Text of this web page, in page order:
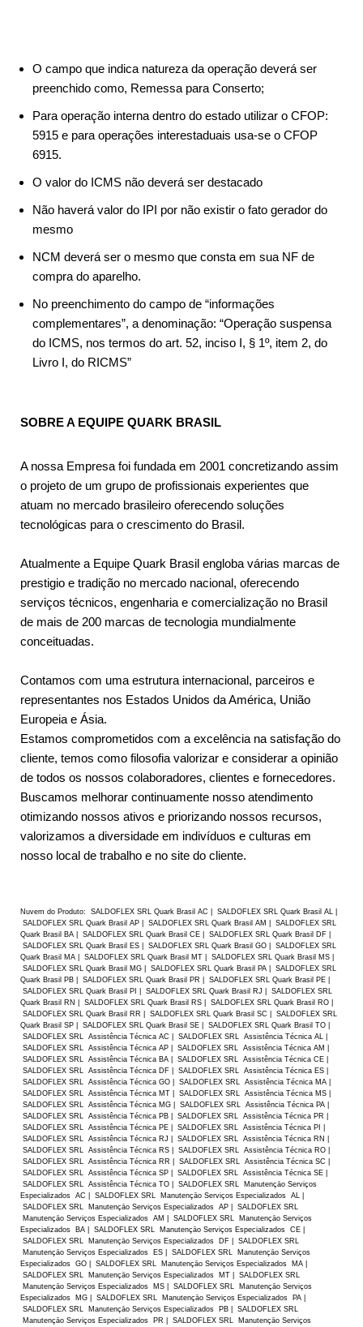
O campo que indica natureza da operação deverá ser
preenchido como, Remessa para Conserto;
Para operação interna dentro do estado utilizar o CFOP:
5915 e para operações interestaduais usa-se o CFOP
6915.
O valor do ICMS não deverá ser destacado
Não haverá valor do IPI por não existir o fato gerador do
mesmo
NCM deverá ser o mesmo que consta em sua NF de
compra do aparelho.
No preenchimento do campo de “informações
complementares”, a denominação: “Operação suspensa
do ICMS, nos termos do art. 52, inciso I, § 1º, item 2, do
Livro I, do RICMS”
SOBRE A EQUIPE QUARK BRASIL
A nossa Empresa foi fundada em 2001 concretizando assim
o projeto de um grupo de profissionais experientes que
atuam no mercado brasileiro oferecendo soluções
tecnológicas para o crescimento do Brasil.
Atualmente a Equipe Quark Brasil engloba várias marcas de
prestigio e tradição no mercado nacional, oferecendo
serviços técnicos, engenharia e comercialização no Brasil
de mais de 200 marcas de tecnologia mundialmente
conceituadas.
Contamos com uma estrutura internacional, parceiros e
representantes nos Estados Unidos da América, União
Europeia e Ásia.
Estamos comprometidos com a excelência na satisfação do
cliente, temos como filosofia valorizar e considerar a opinião
de todos os nossos colaboradores, clientes e fornecedores.
Buscamos melhorar continuamente nosso atendimento
otimizando nossos ativos e priorizando nossos recursos,
valorizamos a diversidade em indivíduos e culturas em
nosso local de trabalho e no site do cliente.
Nuvem do Produto: SALDOFLEX SRL Quark Brasil AC | SALDOFLEX SRL Quark Brasil AL |
SALDOFLEX SRL Quark Brasil AP | SALDOFLEX SRL Quark Brasil AM | SALDOFLEX SRL
Quark Brasil BA | SALDOFLEX SRL Quark Brasil CE | SALDOFLEX SRL Quark Brasil DF |
SALDOFLEX SRL Quark Brasil ES | SALDOFLEX SRL Quark Brasil GO | SALDOFLEX SRL
Quark Brasil MA | SALDOFLEX SRL Quark Brasil MT | SALDOFLEX SRL Quark Brasil MS |
SALDOFLEX SRL Quark Brasil MG | SALDOFLEX SRL Quark Brasil PA | SALDOFLEX SRL
Quark Brasil PB | SALDOFLEX SRL Quark Brasil PR | SALDOFLEX SRL Quark Brasil PE |
SALDOFLEX SRL Quark Brasil PI | SALDOFLEX SRL Quark Brasil RJ | SALDOFLEX SRL
Quark Brasil RN | SALDOFLEX SRL Quark Brasil RS | SALDOFLEX SRL Quark Brasil RO |
SALDOFLEX SRL Quark Brasil RR | SALDOFLEX SRL Quark Brasil SC | SALDOFLEX SRL
Quark Brasil SP | SALDOFLEX SRL Quark Brasil SE | SALDOFLEX SRL Quark Brasil TO |
SALDOFLEX SRL Assistência Técnica AC | SALDOFLEX SRL Assistência Técnica AL |
SALDOFLEX SRL Assistência Técnica AP | SALDOFLEX SRL Assistência Técnica AM |
SALDOFLEX SRL Assistência Técnica BA | SALDOFLEX SRL Assistência Técnica CE |
SALDOFLEX SRL Assistência Técnica DF | SALDOFLEX SRL Assistência Técnica ES |
SALDOFLEX SRL Assistência Técnica GO | SALDOFLEX SRL Assistência Técnica MA |
SALDOFLEX SRL Assistência Técnica MT | SALDOFLEX SRL Assistência Técnica MS |
SALDOFLEX SRL Assistência Técnica MG | SALDOFLEX SRL Assistência Técnica PA |
SALDOFLEX SRL Assistência Técnica PB | SALDOFLEX SRL Assistência Técnica PR |
SALDOFLEX SRL Assistência Técnica PE | SALDOFLEX SRL Assistência Técnica PI |
SALDOFLEX SRL Assistência Técnica RJ | SALDOFLEX SRL Assistência Técnica RN |
SALDOFLEX SRL Assistência Técnica RS | SALDOFLEX SRL Assistência Técnica RO |
SALDOFLEX SRL Assistência Técnica RR | SALDOFLEX SRL Assistência Técnica SC |
SALDOFLEX SRL Assistência Técnica SP | SALDOFLEX SRL Assistência Técnica SE |
SALDOFLEX SRL Assistência Técnica TO | SALDOFLEX SRL Manutençāo Serviços
Especializados AC | SALDOFLEX SRL Manutençāo Serviços Especializados AL |
SALDOFLEX SRL Manutençāo Serviços Especializados AP | SALDOFLEX SRL
Manutençāo Serviços Especializados AM | SALDOFLEX SRL Manutençāo Serviços
Especializados BA | SALDOFLEX SRL Manutençāo Serviços Especializados CE |
SALDOFLEX SRL Manutençāo Serviços Especializados DF | SALDOFLEX SRL
Manutençāo Serviços Especializados ES | SALDOFLEX SRL Manutençāo Serviços
Especializados GO | SALDOFLEX SRL Manutençāo Serviços Especializados MA |
SALDOFLEX SRL Manutençāo Serviços Especializados MT | SALDOFLEX SRL
Manutençāo Serviços Especializados MS | SALDOFLEX SRL Manutençāo Serviços
Especializados MG | SALDOFLEX SRL Manutençāo Serviços Especializados PA |
SALDOFLEX SRL Manutençāo Serviços Especializados PB | SALDOFLEX SRL
Manutençāo Serviços Especializados PR | SALDOFLEX SRL Manutençāo Serviços